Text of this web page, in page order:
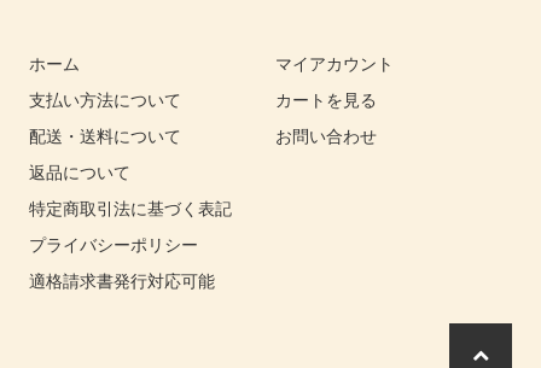
ホーム
支払い方法について
配送・送料について
返品について
特定商取引法に基づく表記
プライバシーポリシー
適格請求書発行対応可能
マイアカウント
カートを見る
お問い合わせ